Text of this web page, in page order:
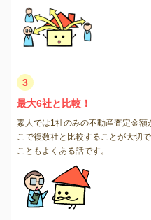
3
最大6社と比較！
素人では1社のみの不動産査定金
こで複数社と比較することが大切
こともよくある話です。